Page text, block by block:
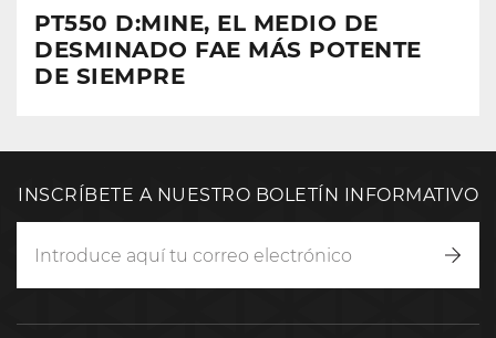
PT550 D:MINE, EL MEDIO DE
DESMINADO FAE MÁS POTENTE
DE SIEMPRE
INSCRÍBETE A NUESTRO BOLETÍN INFORMATIVO